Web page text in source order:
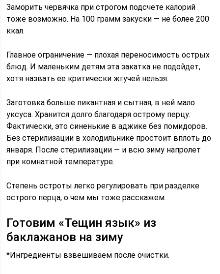
Заморить червячка при строгом подсчете калорий
тоже возможно. На 100 грамм закуски — не более 200
ккал.
Главное ограничение — плохая переносимость острых
блюд. И маленьким детям эта закатка не подойдет,
хотя назвать ее критически жгучей нельзя.
Заготовка больше пикантная и сытная, в ней мало
уксуса. Хранится долго благодаря острому перцу.
Фактически, это синенькие в аджике без помидоров.
Без стерилизации в холодильнике простоит вплоть до
января. После стерилизации — и всю зиму напролет
при комнатной температуре.
Степень остроты легко регулировать при разделке
острого перца, о чем мы тоже расскажем.
Готовим «Тещин язык» из
баклажанов на зиму
*Ингредиенты взвешиваем после очистки.